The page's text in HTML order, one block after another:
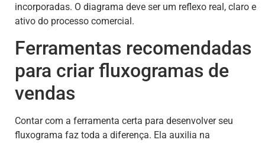
incorporadas. O diagrama deve ser um reflexo real, claro e
ativo do processo comercial.
Ferramentas recomendadas
para criar fluxogramas de
vendas
Contar com a ferramenta certa para desenvolver seu
fluxograma faz toda a diferença. Ela auxilia na